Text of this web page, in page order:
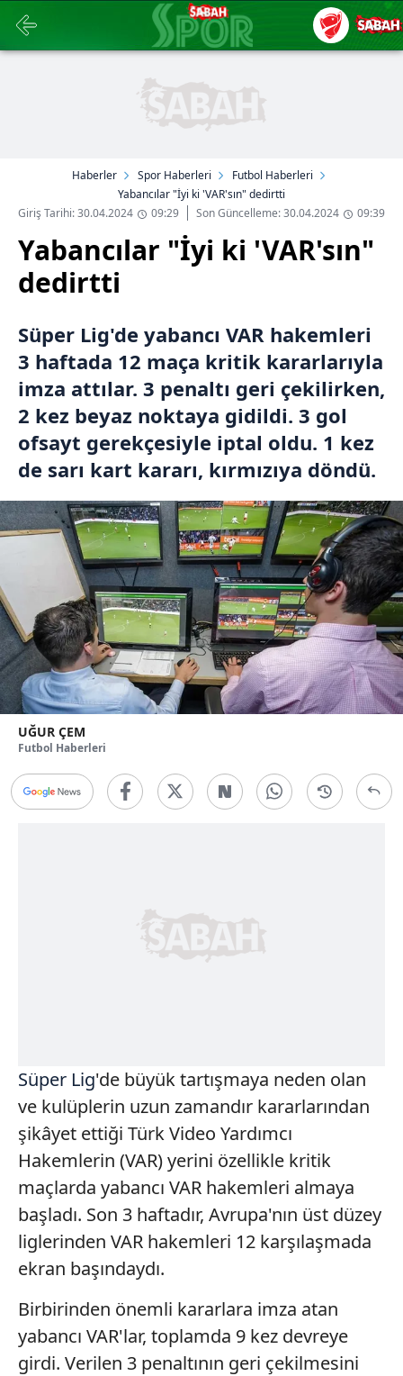
Haberler Spor Haberleri
Futbol Haberleri
Yabancılar "İyi ki 'VAR'sın" dedirtti
Giriş Tarihi: 30.04.2024
09:29 Son Güncelleme: 30.04.2024 09:39
Yabancılar "İyi ki 'VAR'sın"
dedirtti
Süper Lig'de yabancı VAR hakemleri
3 haftada 12 maça kritik kararlarıyla
imza attılar. 3 penaltı geri çekilirken,
2 kez beyaz noktaya gidildi. 3 gol
ofsayt gerekçesiyle iptal oldu. 1 kez
de sarı kart kararı, kırmızıya döndü.
UĞUR ÇEM
Futbol Haberleri
Süper Lig'de büyük tartışmaya neden olan
ve kulüplerin uzun zamandır kararlarından
şikâyet ettiği Türk Video Yardımcı
Hakemlerin (VAR) yerini özellikle kritik
maçlarda yabancı VAR hakemleri almaya
başladı. Son 3 haftadır, Avrupa'nın üst düzey
liglerinden VAR hakemleri 12 karşılaşmada
ekran başındaydı.
Birbirinden önemli kararlara imza atan
yabancı VAR'lar, toplamda 9 kez devreye
girdi. Verilen 3 penaltının geri çekilmesini